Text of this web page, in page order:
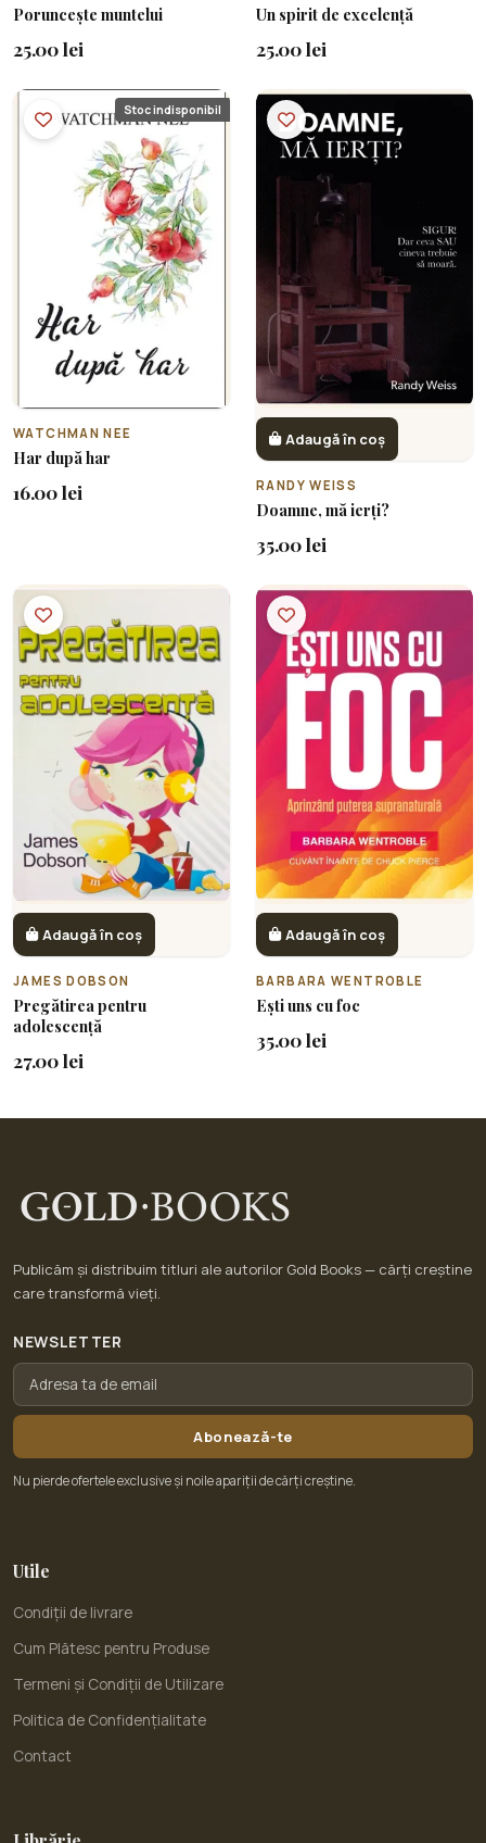
Poruncește muntelui
25.00 lei
Un spirit de excelență
25.00 lei
Stoc indisponibil
WATCHMAN NEE
Har după har
16.00 lei
Adaugă în coș
RANDY WEISS
Doamne, mă ierți?
35.00 lei
Adaugă în coș
JAMES DOBSON
Pregătirea pentru
adolescență
27.00 lei
Adaugă în coș
BARBARA WENTROBLE
Ești uns cu foc
35.00 lei
Publicăm și distribuim titluri ale autorilor Gold Books — cărți creștine
care transformă vieți.
NEWSLETTER
Abonează-te
Nu pierde ofertele exclusive și noile apariții de cărți creștine.
Utile
Condiții de livrare
Cum Plătesc pentru Produse
Termeni și Condiții de Utilizare
Politica de Confidențialitate
Contact